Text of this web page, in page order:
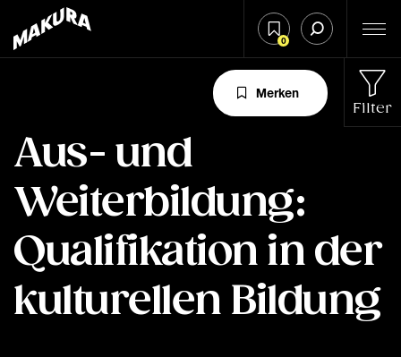
0
Aus- und
Weiterbildung:
Qualifikation in der
kulturellen Bildung
Merken
Filter